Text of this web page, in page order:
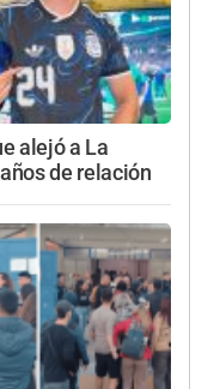
alejó a La
de relación